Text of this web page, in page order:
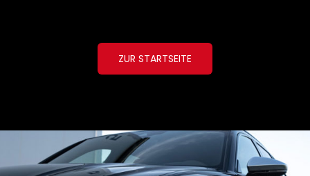
ZUR STARTSEITE